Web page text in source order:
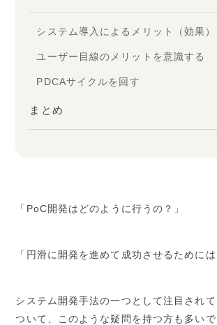
システム導入によるメリット（効果
ユーザー目線のメリットを意識する
PDCAサイクルを回す
まとめ
「PoC開発はどのように行うの？」
「円滑に開発を進めて成功させるためには
システム開発手法の一つとして注目され
ついて、このような疑問を持つ方も多いで